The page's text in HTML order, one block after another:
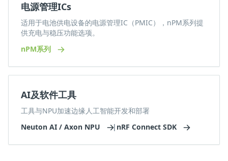
电源管理ICs
适用于电池供电设备的电源管理IC（PMIC），nPM系列提
供充电与稳压功能选项。
nPM系列
AI及软件工具
工具与NPU加速边缘人工智能开发和部署
Neuton AI / Axon NPU
| nRF Connect SDK